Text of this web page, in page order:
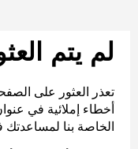
لم يتم
تعذر العثور على
الخاصة بنا لمساعدتك